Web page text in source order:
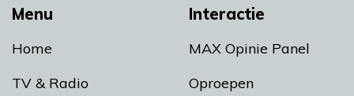
Menu
Home
TV & Radio
Interactie
MAX Opinie Panel
Oproepen